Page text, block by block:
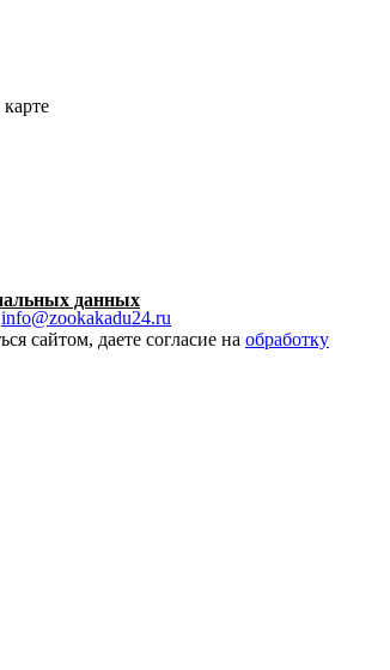
данных
info@zookakadu24.ru
сайтом, даете согласие на обработку